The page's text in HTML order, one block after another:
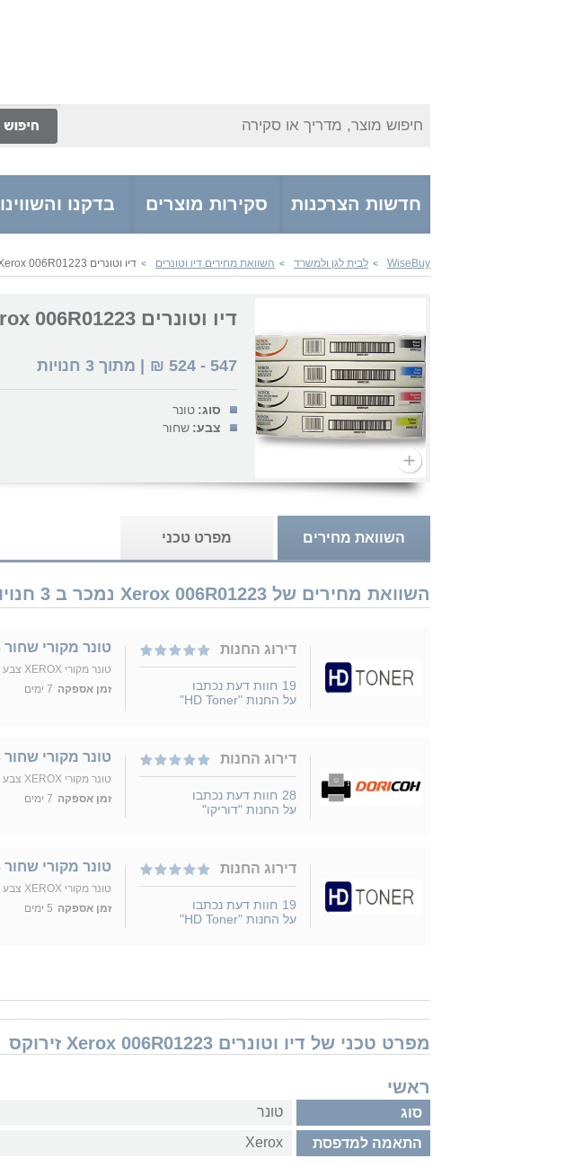
חיפוש מוצר, מדריך או סקירה
חדשות הצרכנות סקירות מוצרים בדקנו והשווינו
WiseBuy
> לבית לגן ולמשרד > השוואת מחירים דיו וטונרים > דיו וטונרים Xerox 006R01223 זירוקס
דיו וטונרים Xerox 006R01223 זירוקס
547
-
524
₪ | מתוך 3 חנויות
סוג: טונר
צבע: שחור
השוואת מחירים מפרט טכני
השוואת מחירים של Xerox 006R01223 נמכר ב 3 חנויות
דירוג החנות
19 חוות דעת נכתבו
על החנות "HD Toner"
טונר מקורי שחור XEROX 7655 006R01223
טונר מקורי XEROX צבע - שחור עבור דגמים - 7655 , 7665 , 7675
זמן אספקה 7 ימים
דירוג החנות
28 חוות דעת נכתבו
על החנות "דוריקו"
טונר מקורי שחור XEROX 7655 006R01223
טונר מקורי XEROX צבע - שחור עבור דגמים - 7655 , 7665 , 7675
זמן אספקה 7 ימים
דירוג החנות
19 חוות דעת נכתבו
על החנות "HD Toner"
טונר מקורי שחור XEROX 7655 006R01223
טונר מקורי XEROX צבע - שחור עבור דגמים - 7655 7665 7675
זמן אספקה 5 ימים
מפרט טכני של דיו וטונרים Xerox 006R01223 זירוקס
ראשי
סוג טונר
התאמה למדפסת Xerox